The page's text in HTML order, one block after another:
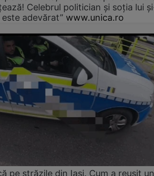
Celebrul politician și soția lui
este adevărat” www.unica.ro
pe străzile din Iași. Cum a reușit un